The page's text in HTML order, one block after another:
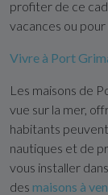
profiter de ce
vacances ou
Vivre à Port
Les maisons de
vue sur la mer,
habitants
nautiques et de
vous installer
des maisons à